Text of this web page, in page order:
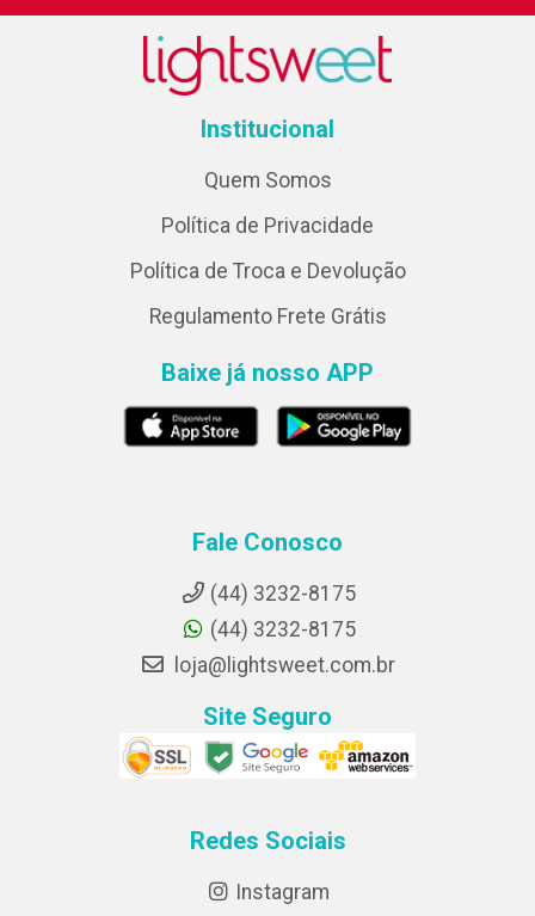
Institucional
Quem Somos
Política de Privacidade
Política de Troca e Devolução
Regulamento Frete Grátis
Baixe já nosso APP
Fale Conosco
(44) 3232-8175
(44) 3232-8175
loja@lightsweet.com.br
Site Seguro
Redes Sociais
Instagram